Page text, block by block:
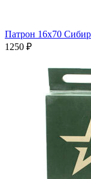
Патрон 16х70
1250 ₽